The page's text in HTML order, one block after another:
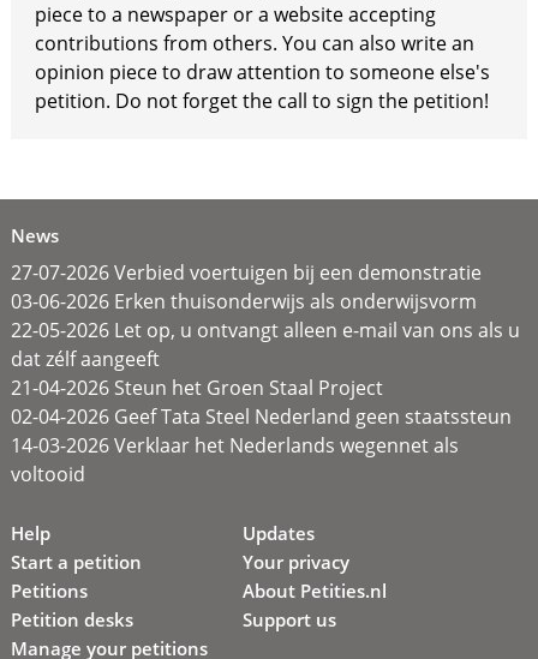
piece to a newspaper or a website accepting
contributions from others. You can also write an
opinion piece to draw attention to someone else's
petition. Do not forget the call to sign the petition!
News
27-07-2026 Verbied voertuigen bij een demonstratie
03-06-2026 Erken thuisonderwijs als onderwijsvorm
22-05-2026 Let op, u ontvangt alleen e-mail van ons als u
dat zélf aangeeft
21-04-2026 Steun het Groen Staal Project
02-04-2026 Geef Tata Steel Nederland geen staatssteun
14-03-2026 Verklaar het Nederlands wegennet als
voltooid
Help
Start a petition
Petitions
Petition desks
Manage your petitions
Updates
Your privacy
About Petities.nl
Support us